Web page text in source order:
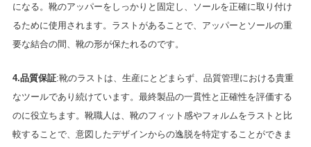
になる。靴のアッパーをしっかりと固定し、ソールを正確に取り付け
るために使用されます。ラストがあることで、アッパーとソールの重
要な結合の間、靴の形が保たれるのです。
4.品質保証:靴のラストは、生産にとどまらず、品質管理における貴重
なツールであり続けています。最終製品の一貫性と正確性を評価する
のに役立ちます。靴職人は、靴のフィット感やフォルムをラストと比
較することで、意図したデザインからの逸脱を特定することができま